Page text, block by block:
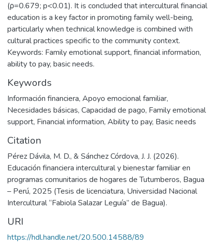
(ρ=0.679; p<0.01). It is concluded that intercultural financial
education is a key factor in promoting family well-being,
particularly when technical knowledge is combined with
cultural practices specific to the community context.
Keywords: Family emotional support, financial information,
ability to pay, basic needs.
Keywords
Información financiera, Apoyo emocional familiar,
Necesidades básicas, Capacidad de pago, Family emotional
support, Financial information, Ability to pay, Basic needs
Citation
Pérez Dávila, M. D., & Sánchez Córdova, J. J. (2026).
Educación financiera intercultural y bienestar familiar en
programas comunitarios de hogares de Tutumberos, Bagua
– Perú, 2025 (Tesis de licenciatura, Universidad Nacional
Intercultural “Fabiola Salazar Leguía” de Bagua).
URI
https://hdl.handle.net/20.500.14588/89